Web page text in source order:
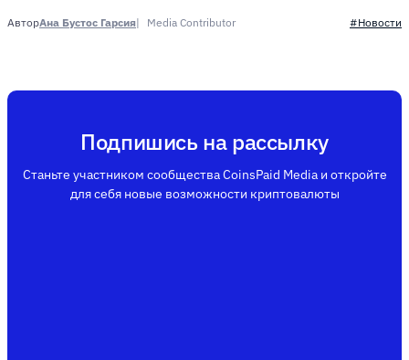
АвторАна Бустос Гарсия Media Contributor #Новости
Подпишись на рассылку
Станьте участником сообщества CoinsPaid Media и откройте
для себя новые возможности криптовалюты